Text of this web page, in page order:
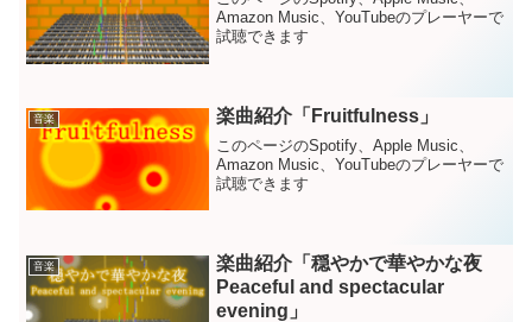
Amazon Music、YouTubeのプレーヤーで
試聴できます
音楽 楽曲紹介「Fruitfulness」
このページのSpotify、Apple Music、
Amazon Music、YouTubeのプレーヤーで
試聴できます
音楽
楽曲紹介「穏やかで華やかな夜
Peaceful and spectacular
evening」